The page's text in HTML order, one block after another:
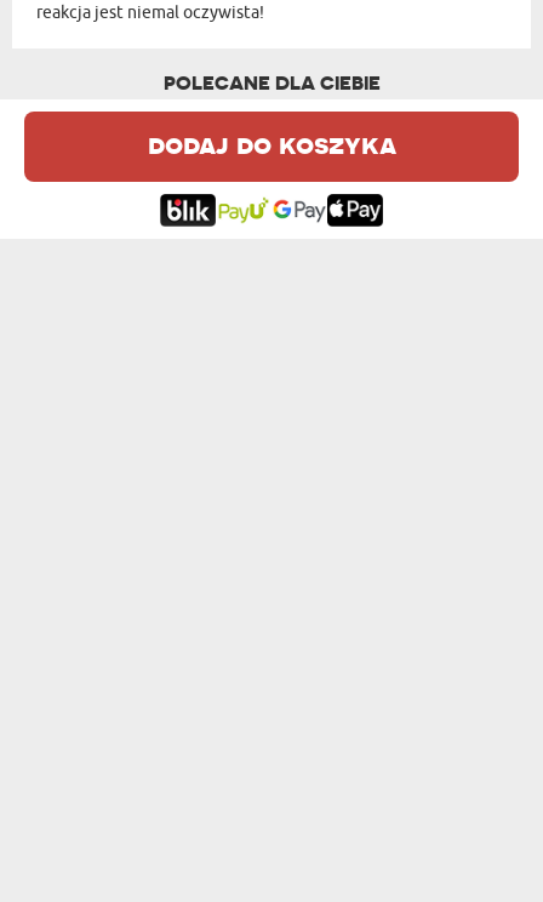
dodaj do koszyka
reakcja jest niemal oczywista!
POLECANE DLA CIEBIE